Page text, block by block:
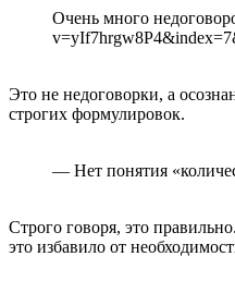
Очень много
Это не недоговорки, а
строгих формулировок.
— Нет понятия
Строго говоря, это
это избавило от